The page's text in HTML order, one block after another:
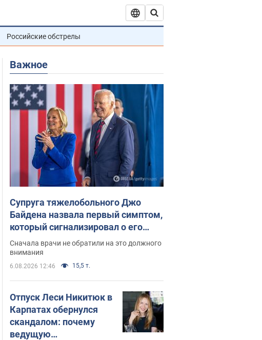
Российские обстрелы
Важное
Супруга тяжелобольного Джо
Байдена назвала первый симптом,
который сигнализировал о его
"агрессивном" раке
Сначала врачи не обратили на это должного
внимания
6.08.2026 12:46 15,5 т.
Отпуск Леси Никитюк в
Карпатах обернулся
скандалом: почему
ведущую